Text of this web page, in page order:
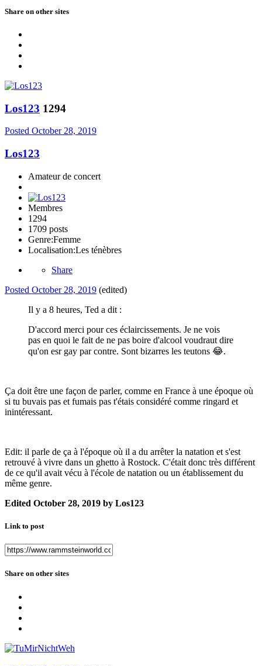
Share on other sites
Los123 1294
Posted October 28, 2019
Los123
Amateur de concert
Membres
1294
1709 posts
Genre:Femme
Localisation:Les ténèbres
Share
Posted October 28, 2019 (edited)
Il y a 8 heures, Ted a dit :
D'accord merci pour ces éclaircissements. Je ne vois
pas en quoi le fait de ne pas boire d'alcool voudraut dire
qu'on esr gay par contre. Sont bizarres les teutons 😂.
Ça doit être une façon de parler, comme en France à une époque où
si tu buvais pas et fumais pas t'étais considéré comme ringard et
inintéressant.
Edit: il parle de ça à l'époque où il a du arrêter la natation et s'est
retrouvé à vivre dans un ghetto à Rostock. C'était donc très différent
de ce qu'il avait vécu à l'école de natation ou un établissement du
même genre.
Edited October 28, 2019 by Los123
Link to post
Share on other sites